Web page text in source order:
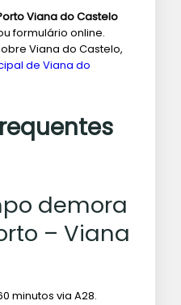
Viana do Castelo
formulário online.
Viana do Castelo,
de Viana do
demora
– Viana
minutos via A28.